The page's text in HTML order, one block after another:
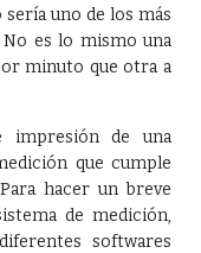
uno de los más
es lo mismo una
minuto que otra a
impresión de una
que cumple
hacer un breve
de medición,
softwares